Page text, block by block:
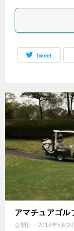
Tweet
アマチュアゴル
公開日： 2018年5月20